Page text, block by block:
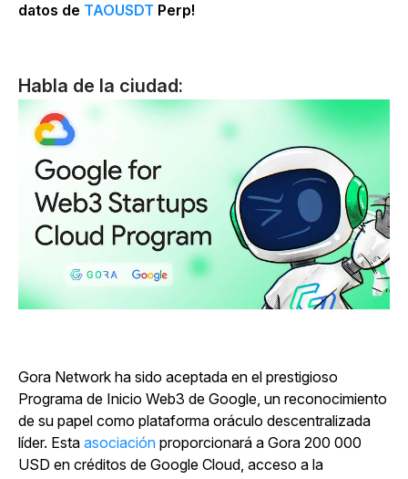
datos de TAOUSDT Perp!
Habla de la ciudad:
Gora Network ha sido aceptada en el prestigioso
Programa de Inicio Web3 de Google, un reconocimiento
de su papel como plataforma oráculo descentralizada
líder. Esta asociación proporcionará a Gora 200 000
USD en créditos de Google Cloud, acceso a la